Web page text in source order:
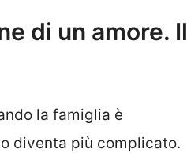
di un amore. Il
la famiglia è
diventa più complicato.